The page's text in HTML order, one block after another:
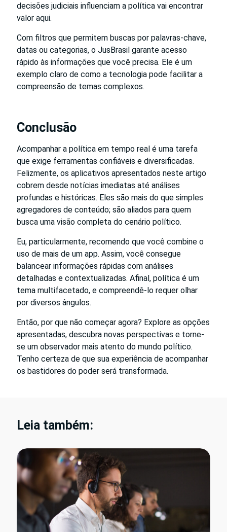
decisões judiciais influenciam a política vai encontrar
valor aqui.
Com filtros que permitem buscas por palavras-chave,
datas ou categorias, o JusBrasil garante acesso
rápido às informações que você precisa. Ele é um
exemplo claro de como a tecnologia pode facilitar a
compreensão de temas complexos.
Conclusão
Acompanhar a política em tempo real é uma tarefa
que exige ferramentas confiáveis e diversificadas.
Felizmente, os aplicativos apresentados neste artigo
cobrem desde notícias imediatas até análises
profundas e históricas. Eles são mais do que simples
agregadores de conteúdo; são aliados para quem
busca uma visão completa do cenário político.
Eu, particularmente, recomendo que você combine o
uso de mais de um app. Assim, você consegue
balancear informações rápidas com análises
detalhadas e contextualizadas. Afinal, política é um
tema multifacetado, e compreendê-lo requer olhar
por diversos ângulos.
Então, por que não começar agora? Explore as opções
apresentadas, descubra novas perspectivas e torne-
se um observador mais atento do mundo político.
Tenho certeza de que sua experiência de acompanhar
os bastidores do poder será transformada.
Leia também: